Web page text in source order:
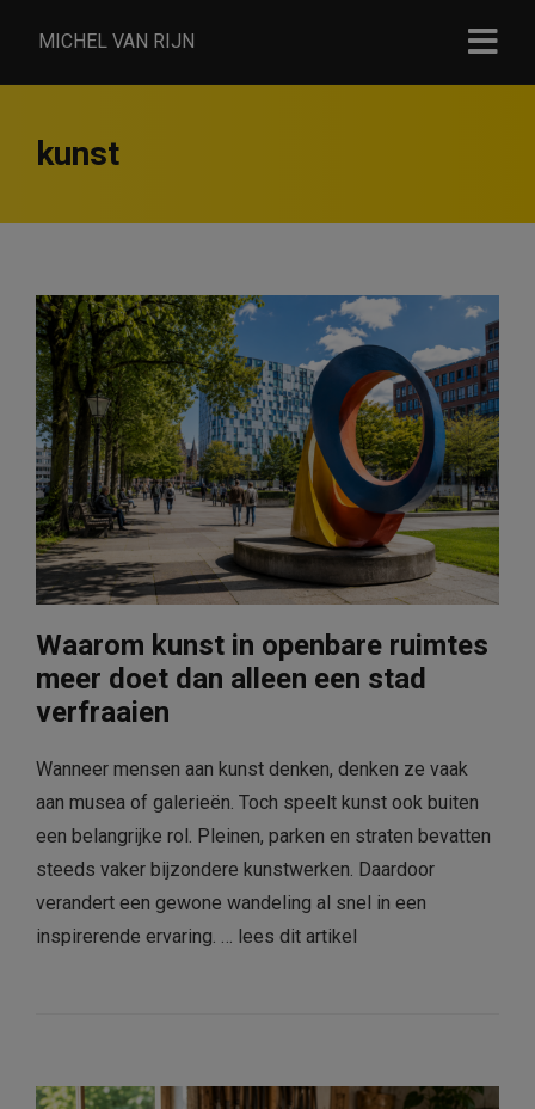
MICHEL VAN RIJN
kunst
Waarom kunst in openbare ruimtes
meer doet dan alleen een stad
verfraaien
Wanneer mensen aan kunst denken, denken ze vaak
aan musea of galerieën. Toch speelt kunst ook buiten
een belangrijke rol. Pleinen, parken en straten bevatten
steeds vaker bijzondere kunstwerken. Daardoor
verandert een gewone wandeling al snel in een
inspirerende ervaring. … lees dit artikel